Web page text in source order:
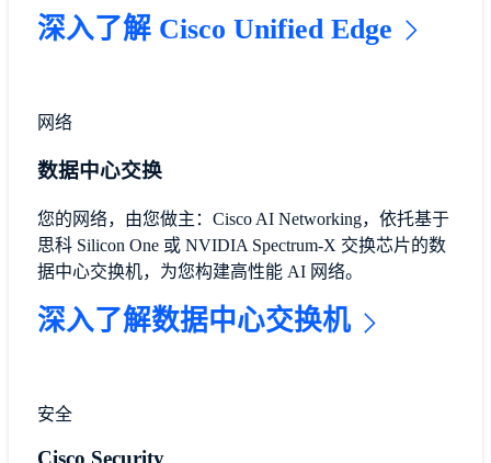
深入了解 Cisco Unified Edge
网络
数据中心交换
您的网络，由您做主：Cisco AI Networking，依托基于
思科 Silicon One 或 NVIDIA Spectrum-X 交换芯片的数
据中心交换机，为您构建高性能 AI 网络。
深入了解数据中心交换机
安全
Cisco Security